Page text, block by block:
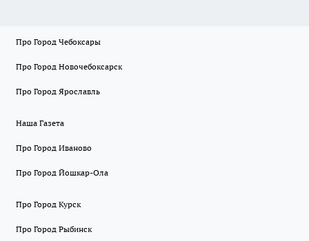
Про Город Чебоксары
Про Город Новочебоксарск
Про Город Ярославль
Наша Газета
Про Город Иваново
Про Город Йошкар-Ола
Про Город Курск
Про Город Рыбинск